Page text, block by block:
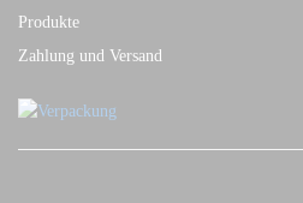
Produkte
Zahlung und Versand